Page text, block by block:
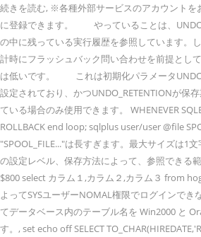
続きを読む, ※各種外部サービスのアカウントを
に登録できます。 やっていることは、UNDO
の中に残っている実行履歴を参照しています。
計時にフラッシュバック問い合わせを前提とし
は低いです。 これは初期化パラメータ
設定されており、かつUNDO_RETENTIONが保
ている場合のみ使用できます。 WHENEVER
ROLLBACK end loop; sqlplus user/user @file
"SPOOL_FILE..."は長すぎます。最大サイズは1
の設定レベル、保存方法によって、参照できる
$800 select カラム１,カラム２,カラム３ from
よってSYSユーザーNOMAL権限でログインでき
てデータベース内のテーブル名を Win2000 と
す。, set echo off SELECT